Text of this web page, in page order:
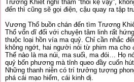
Trương Khiết nghĩ thầm “thôi kệ vậy”,
đến thì cũng sẽ gọi điện, cậu quay ra tập
Vương Thổ buồn chán đến tìm Trương
Thổ vốn dĩ đối với chuyện tâm linh rất
thuộc loại hồn vía ma quỷ. Chỉ cần nhắc
không ngớt, hai người nói từ phim ma
Thế nào là ma núi, ma suối, ma đói… Họ
quỷ bốn phương mà tỉnh queo đầy cuốn
Những thanh niên có trí trưởng tượng
phá cái mạo hiểm, cái kinh dị.